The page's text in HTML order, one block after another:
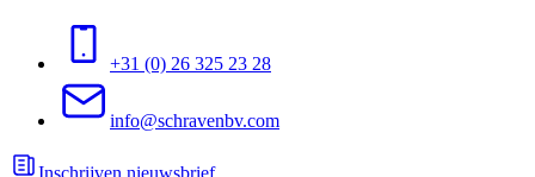
+31 (0) 26 325 23 28
info@schravenbv.com